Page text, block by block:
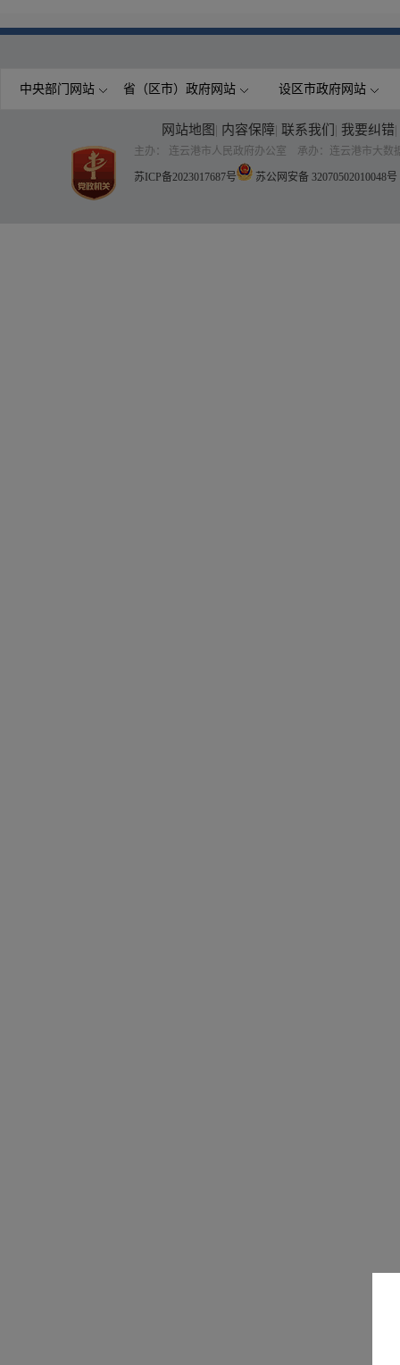
中央部门网站 省（区市）政府网站 设区市政府网站
网站地图 | 内容保障| 联系我们 | 我要纠错|
主办： 连云港市人民政府办公室 承办：连云港市大数
苏ICP备2023017687号 苏公网安备 32070502010048号